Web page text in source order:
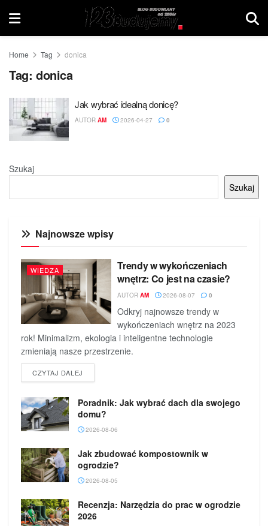
Home Tag donica
Tag: donica
Jak wybrać idealną donicę?
AUTOR AM 2026-04-27 0
Szukaj
Szukaj
Najnowsze wpisy
WIEDZA
Trendy w wykończeniach
wnętrz: Co jest na czasie?
AUTOR AM 2026-08-07 0
Odkryj najnowsze trendy w
wykończeniach wnętrz na 2023
rok! Minimalizm, ekologia i inteligentne technologie
zmieniają nasze przestrzenie.
CZYTAJ DALEJ
Poradnik: Jak wybrać dach dla swojego
domu?
2026-08-06
Jak zbudować kompostownik w
ogrodzie?
2026-08-05
Recenzja: Narzędzia do prac w ogrodzie
2026